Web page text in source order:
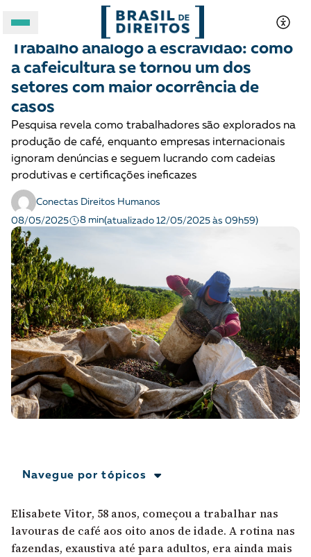
A BRASIL DE DIREITOS
ASSUNTOS
FORMATOS
Apoie a Brasil de Direitos
A [BD] conta as histórias de quem defende
direitos humanos no Brasil. Para continuar,
esse trabalho precisa da sua doação!
VEJA COMO APOIAR!
TRÁFICO DE PESSOAS E TRABALHO ESCRAVO
Para entender
Trabalho análogo à escravidão: como
a cafeicultura se tornou um dos
setores com maior ocorrência de
casos
Pesquisa revela como trabalhadores são explorados na
produção de café, enquanto empresas internacionais
ignoram denúncias e seguem lucrando com cadeias
produtivas e certificações ineficazes
Conectas Direitos Humanos
08/05/2025
8 min(atualizado 12/05/2025 às 09h59)
Navegue por tópicos
Elisabete Vitor, 58 anos, começou a trabalhar nas
lavouras de café aos oito anos de idade. A rotina nas
fazendas, exaustiva até para adultos, era ainda mais